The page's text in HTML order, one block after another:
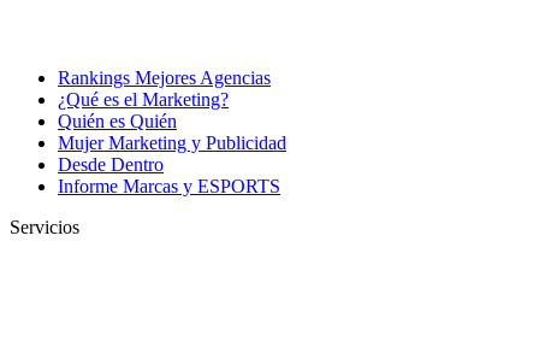
Rankings Mejores Agencias
¿Qué es el Marketing?
Quién es Quién
Mujer Marketing y Publicidad
Desde Dentro
Informe Marcas y ESPORTS
Servicios